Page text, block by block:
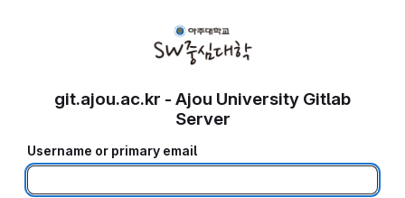
git.ajou.ac.kr - Ajou University Gitlab
Server
Username or primary email